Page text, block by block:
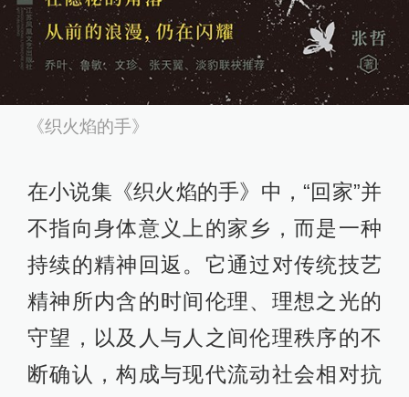
《织火焰的手》
在小说集《织火焰的手》中，“回家”并
不指向身体意义上的家乡，而是一种
持续的精神回返。它通过对传统技艺
精神所内含的时间伦理、理想之光的
守望，以及人与人之间伦理秩序的不
断确认，构成与现代流动社会相对抗